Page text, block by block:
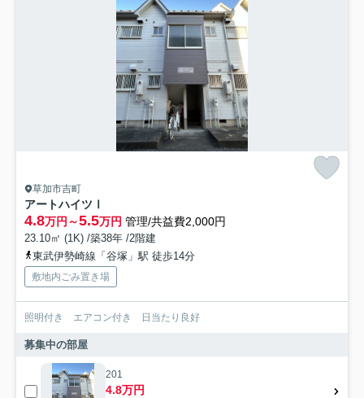
草加市吉町
アートハイツⅠ
4.8万円～5.5万円 管理/共益費2,000円
23.10㎡ (1K) /築38年 /2階建
東武伊勢崎線「谷塚」駅 徒歩14分
敷地内ごみ置き場
照明付き エアコン付き 日当たり良好
募集中の部屋
201
4.8万円